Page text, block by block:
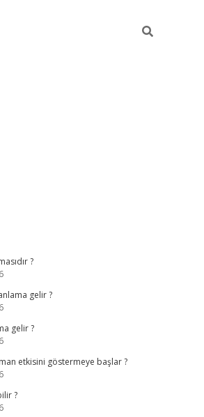
?
gelir ?
gelir ?
etkisini göstermeye başlar ?
?